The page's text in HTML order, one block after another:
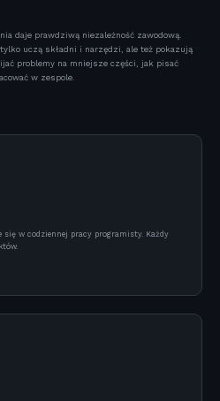
daje prawdziwą niezależność zawodową.
uczą składni i narzędzi, ale też pokazują
problemy na mniejsze części, jak pisać
w zespole.
się w codziennej pracy programisty. Każdy